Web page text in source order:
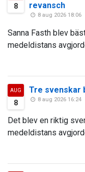
8
revansch
8 aug 2026 18:06
Sanna Fasth blev
medeldistans
AUG
8
Tre svenskar
8 aug 2026 16:24
Det blev en riktig
medeldistans